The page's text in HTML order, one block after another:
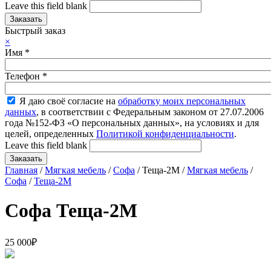
Leave this field blank
Быстрый заказ
×
Имя *
Телефон *
Я даю своё согласие на обработку моих персональных
данных, в соответствии с Федеральным законом от 27.07.2006
года №152-ФЗ «О персональных данных», на условиях и для
целей, определенных Политикой конфиденциальности.
Leave this field blank
Главная /Мягкая мебель /Софа / Теща-2М /Мягкая мебель /
Софа /Теща-2М
Софа Теща-2М
25 000₽